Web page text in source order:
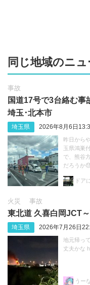
同じ地域のニュ
事故
国道17号で3台絡む
埼玉･北本市
埼玉県 2026年8月6日
昨日から
玉県鴻巣
で、熊谷
だろうか
ドア
火災 事故
東北道 久喜白岡JCT
埼玉県 2026年7月26日
地元帰っ
丈夫かな
うー